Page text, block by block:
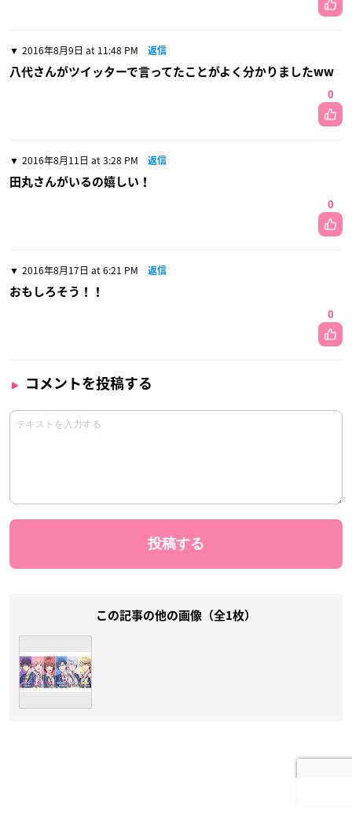
2016年8月9日 at 11:48 PM 返信
八代さんがツイッターで言ってたことがよく分かりましたww
0
2016年8月11日 at 3:28 PM 返信
田丸さんがいるの嬉しい！
0
2016年8月17日 at 6:21 PM 返信
おもしろそう！！
0
コメントを投稿する
この記事の他の画像（全1枚）